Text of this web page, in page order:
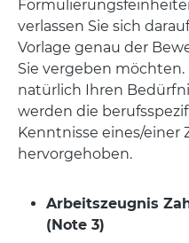
verlassen Sie sich
Vorlage genau der
Sie vergeben möchten.
natürlich Ihren
werden die
Kenntnisse eines/
hervorgehoben.
Arbeitszeugnis
(Note 3)